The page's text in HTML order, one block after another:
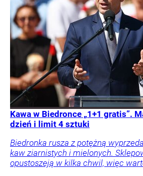
Kawa w Biedronce „1+1 gratis”.
dzień i limit 4 sztuki
Biedronka rusza z potężną
kaw ziarnistych i mielonych.
opustoszeją w kilka chwil, więc